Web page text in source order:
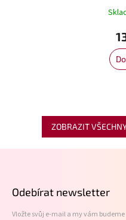
ZOBRAZIT
Odebírat newsletter
Vložte svůj e-mail a my vám